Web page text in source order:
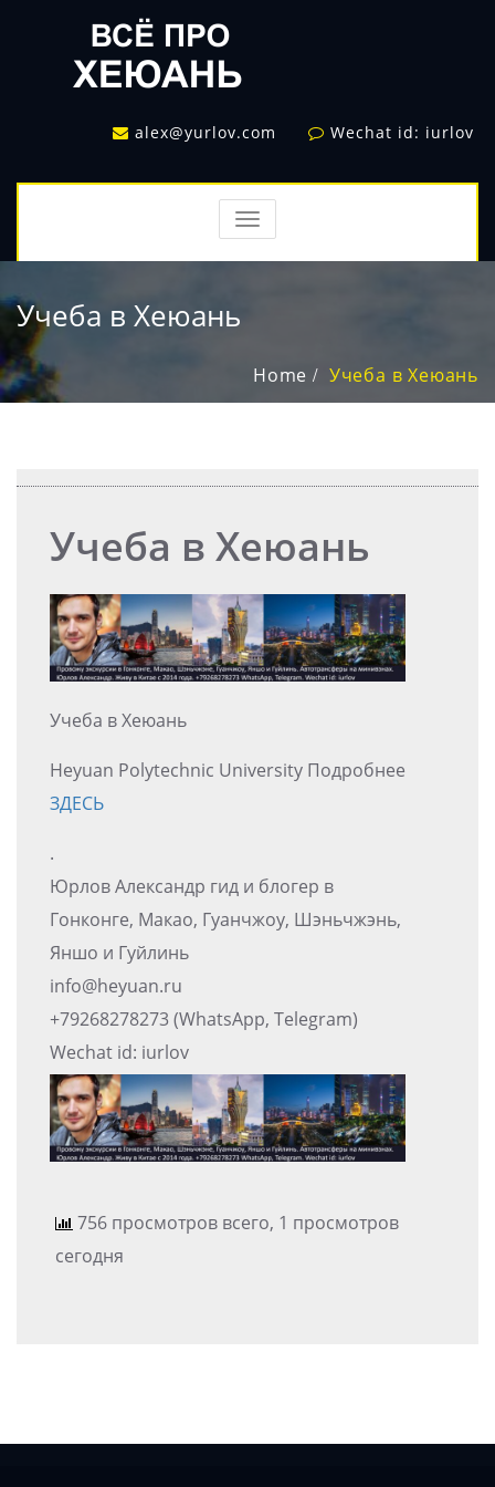
alex@yurlov.com Wechat id: iurlov
TOGGLE
NAVIGATION
Учеба в Хеюань
Home Учеба в Хеюань
Учеба в Хеюань
Учеба в Хеюань
Heyuan Polytechnic University Подробнее
ЗДЕСЬ
.
Юрлов Александр гид и блогер в
Гонконге, Макао, Гуанчжоу, Шэньчжэнь,
Яншо и Гуйлинь
info@heyuan.ru
+79268278273 (WhatsApp, Telegram)
Wechat id: iurlov
756 просмотров всего, 1 просмотров
сегодня